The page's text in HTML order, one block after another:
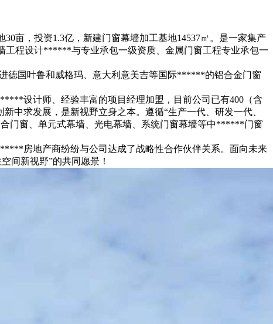
亩，投资1.3亿，新建门窗幕墙加工基地14537㎡。是一家集产
工程设计******与专业承包一级资质、金属门窗工程专业承包一
国叶鲁和威格玛、意大利意美吉等国际******的铝合金门窗
设计师、经验丰富的项目经理加盟，目前公司已有400（含
中求发展，是新视野立身之本。遵循“生产一代、研发一代、
门窗、单元式幕墙、光电幕墙、系统门窗幕墙等中******门窗
房地产商纷纷与公司达成了战略性合作伙伴关系。面向未来
间新视野”的共同愿景！